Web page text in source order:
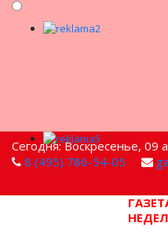
Сегодня: Воскресенье, 09
8 (495) 786-54-05